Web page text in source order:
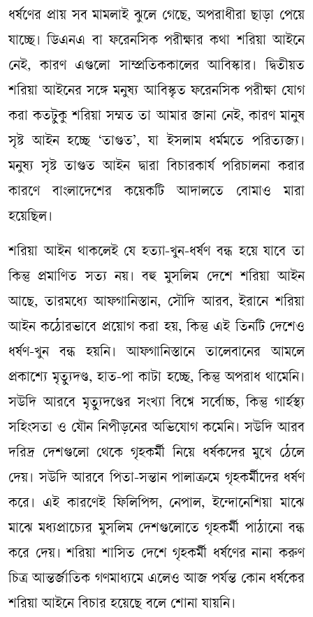
ধর্ষণের প্রায় সব মামলাই ঝুলে গেছে, অপরাধীরা ছাড়া পেয়ে
যাচ্ছে। ডিএনএ বা ফরেনসিক পরীক্ষার কথা শরিয়া আইনে
নেই, কারণ এগুলো সাম্প্রতিককালের আবিস্কার। দ্বিতীয়ত
শরিয়া আইনের সঙ্গে মনুষ্য আবিস্কৃত ফরেনসিক পরীক্ষা যোগ
করা কতটুকু শরিয়া সম্মত তা আমার জানা নেই, কারণ মানুষ
সৃষ্ট আইন হচ্ছে ‘তাগুত’, যা ইসলাম ধর্মমতে পরিত্যজ্য।
মনুষ্য সৃষ্ট তাগুত আইন দ্বারা বিচারকার্য পরিচালনা করার
কারণে বাংলাদেশের কয়েকটি আদালতে বোমাও মারা
হয়েছিল।
শরিয়া আইন থাকলেই যে হত্যা-খুন-ধর্ষণ বন্ধ হয়ে যাবে তা
কিন্তু প্রমাণিত সত্য নয়। বহু মুসলিম দেশে শরিয়া আইন
আছে, তারমধ্যে আফগানিস্তান, সৌদি আরব, ইরানে শরিয়া
আইন কঠোরভাবে প্রয়োগ করা হয়, কিন্তু এই তিনটি দেশেও
ধর্ষণ-খুন বন্ধ হয়নি। আফগানিস্তানে তালেবানের আমলে
প্রকাশ্যে মৃত্যুদণ্ড, হাত-পা কাটা হচ্ছে, কিন্তু অপরাধ থামেনি।
সউদি আরবে মৃত্যুদণ্ডের সংখ্যা বিশ্বে সর্বোচ্চ, কিন্তু গার্হস্থ্য
সহিংসতা ও যৌন নিপীড়নের অভিযোগ কমেনি। সউদি আরব
দরিদ্র দেশগুলো থেকে গৃহকর্মী নিয়ে ধর্ষকদের মুখে ঠেলে
দেয়। সউদি আরবে পিতা-সন্তান পালাক্রমে গৃহকর্মীদের ধর্ষণ
করে। এই কারণেই ফিলিপিন্স, নেপাল, ইন্দোনেশিয়া মাঝে
মাঝে মধ্যপ্রাচ্যের মুসলিম দেশগুলোতে গৃহকর্মী পাঠানো বন্ধ
করে দেয়। শরিয়া শাসিত দেশে গৃহকর্মী ধর্ষণের নানা করুণ
চিত্র আন্তর্জাতিক গণমাধ্যমে এলেও আজ পর্যন্ত কোন ধর্ষকের
শরিয়া আইনে বিচার হয়েছে বলে শোনা যায়নি।